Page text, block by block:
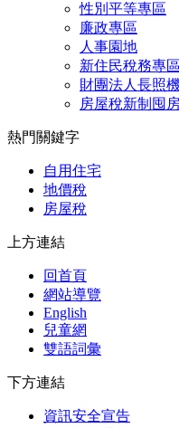
性別平等專區
廉政專區
人事園地
新住民稅務專
財團法人長照
房屋稅新制囤
熱門關鍵字
自用住宅
地價稅
房屋稅
上方連結
回首頁
網站導覽
English
兒童網
雙語詞彙
下方連結
資訊安全宣告